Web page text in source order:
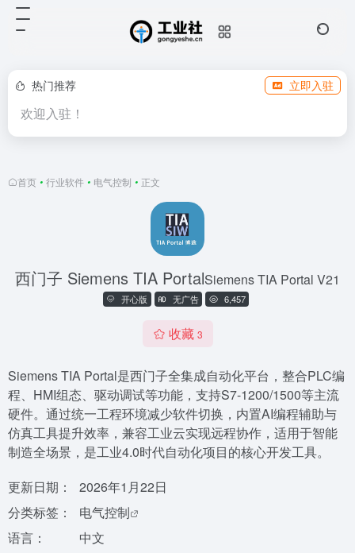
热门推荐 立即入驻
欢迎入驻！
首页 • 行业软件 • 电气控制 • 正文
西门子 Siemens TIA PortalSiemens TIA Portal V21
开心版 无广告 6,457
收藏 3
Siemens TIA Portal是西门子全集成自动化平台，整合PLC编
程、HMI组态、驱动调试等功能，支持S7-1200/1500等主流
硬件。通过统一工程环境减少软件切换，内置AI编程辅助与
仿真工具提升效率，兼容工业云实现远程协作，适用于智能
制造全场景，是工业4.0时代自动化项目的核心开发工具。
更新日期：
2026年1月22日
分类标签：
电气控制
语言：
中文